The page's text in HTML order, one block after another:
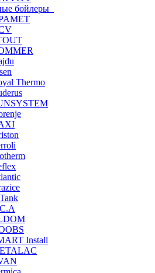
бойлеры
Thermo
Install